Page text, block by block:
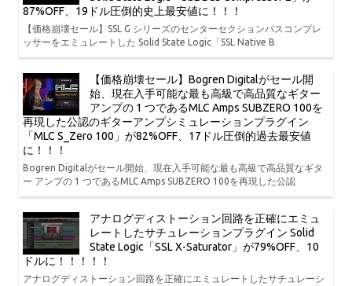
87%OFF、19ドル圧倒的史上最安値に！！！
【価格崩壊セール】SSL G シリーズのセンターセクションバスコンプレ
ッサーをエミュレートした Solid State Logic「SSL Native B
【価格崩壊セール】Bogren Digitalがセール開
始、現在入手可能な最も高級で高品質なギター
アンプの 1 つであるMLC Amps SUBZERO 100を
再現した公認のギターアンプシミュレーションプラグイン
「MLC S_Zero 100」が82%OFF、17ドル圧倒的過去最安値
に！！！
Bogren Digitalがセール開始、現在入手可能な最も高級で高品質なギタ
ー アンプの 1 つであるMLC Amps SUBZERO 100を再現した公認
アナログディストーション回路を正確にエミュ
レートしたサチュレーションプラグイン Solid
State Logic「SSL X-Saturator」が79%OFF、10
ドルに！！！！！
アナログディストーション回路を正確にエミュレートしたサチュレーシ